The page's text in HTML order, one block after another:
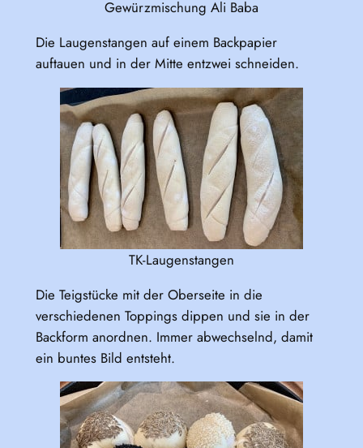
Gewürzmischung Ali Baba
Die Laugenstangen auf einem Backpapier
auftauen und in der Mitte entzwei schneiden.
TK-Laugenstangen
Die Teigstücke mit der Oberseite in die
verschiedenen Toppings dippen und sie in der
Backform anordnen. Immer abwechselnd, damit
ein buntes Bild entsteht.